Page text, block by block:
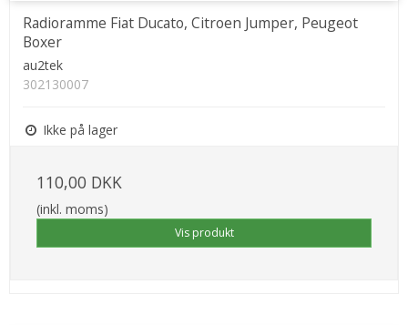
Radioramme Fiat Ducato, Citroen Jumper, Peugeot
Boxer
au2tek
302130007
Ikke på lager
110,00 DKK
(inkl. moms)
Vis produkt